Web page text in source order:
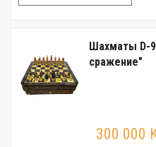
Шахматы D-
сражение"
300 000